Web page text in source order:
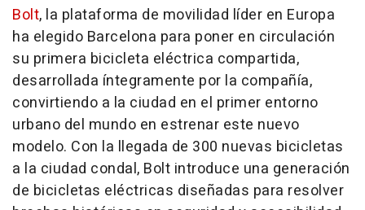
Bolt, la plataforma de movilidad líder en Europa
ha elegido Barcelona para poner en circulación
su primera bicicleta eléctrica compartida,
desarrollada íntegramente por la compañía,
convirtiendo a la ciudad en el primer entorno
urbano del mundo en estrenar este nuevo
modelo. Con la llegada de 300 nuevas bicicletas
a la ciudad condal, Bolt introduce una generación
de bicicletas eléctricas diseñadas para resolver